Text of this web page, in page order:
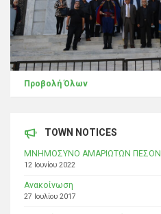
Προβολή Όλων
TOWN NOTICES
ΜΝΗΜΟΣΥΝΟ ΑΜΑΡΙΩΤΩΝ
12 Ιουνίου 2022
Ανακοίνωση
27 Ιουλίου 2017